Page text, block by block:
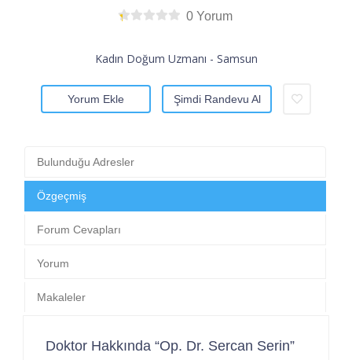
0 Yorum
Kadın Doğum Uzmanı - Samsun
Yorum Ekle Şimdi Randevu Al
Bulunduğu Adresler
Özgeçmiş
Forum Cevapları
Yorum
Makaleler
Doktor Hakkında “Op. Dr. Sercan Serin”